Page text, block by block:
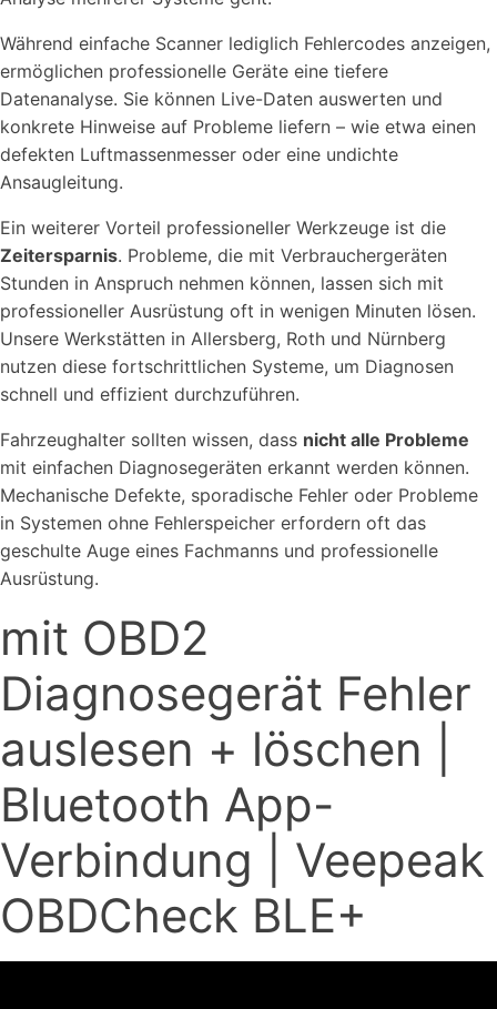
Während einfache Scanner lediglich Fehlercodes anzeigen,
ermöglichen professionelle Geräte eine tiefere
Datenanalyse. Sie können Live-Daten auswerten und
konkrete Hinweise auf Probleme liefern – wie etwa einen
defekten Luftmassenmesser oder eine undichte
Ansaugleitung.
Ein weiterer Vorteil professioneller Werkzeuge ist die
Zeitersparnis. Probleme, die mit Verbrauchergeräten
Stunden in Anspruch nehmen können, lassen sich mit
professioneller Ausrüstung oft in wenigen Minuten lösen.
Unsere Werkstätten in Allersberg, Roth und Nürnberg
nutzen diese fortschrittlichen Systeme, um Diagnosen
schnell und effizient durchzuführen.
Fahrzeughalter sollten wissen, dass nicht alle Probleme
mit einfachen Diagnosegeräten erkannt werden können.
Mechanische Defekte, sporadische Fehler oder Probleme
in Systemen ohne Fehlerspeicher erfordern oft das
geschulte Auge eines Fachmanns und professionelle
Ausrüstung.
mit OBD2
Diagnosegerät Fehler
auslesen + löschen |
Bluetooth App-
Verbindung | Veepeak
OBDCheck BLE+